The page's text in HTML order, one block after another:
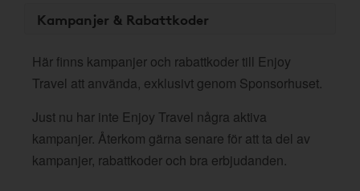
Kampanjer & Rabattkoder
Här finns kampanjer och rabattkoder till Enjoy
Travel att använda, exklusivt genom Sponsorhuset.
Just nu har inte Enjoy Travel några aktiva
kampanjer. Återkom gärna senare för att ta del av
kampanjer, rabattkoder och bra erbjudanden.